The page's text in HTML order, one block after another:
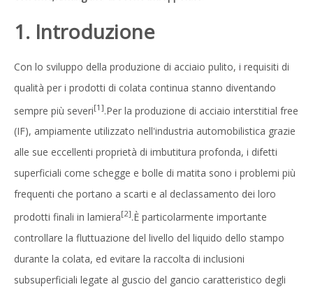
1. Introduzione
Con lo sviluppo della produzione di acciaio pulito, i requisiti di
qualità per i prodotti di colata continua stanno diventando
sempre più severi[1].Per la produzione di acciaio interstitial free
(IF), ampiamente utilizzato nell'industria automobilistica grazie
alle sue eccellenti proprietà di imbutitura profonda, i difetti
superficiali come schegge e bolle di matita sono i problemi più
frequenti che portano a scarti e al declassamento dei loro
prodotti finali in lamiera[2].È particolarmente importante
controllare la fluttuazione del livello del liquido dello stampo
durante la colata, ed evitare la raccolta di inclusioni
subsuperficiali legate al guscio del gancio caratteristico degli